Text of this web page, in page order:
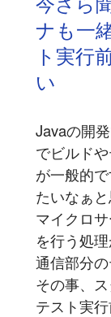
ナも一
ト実行
い
Javaの開
でビルド
が一般的
たいなぁ
マイクロ
を行う処
通信部分
その事、
テスト実